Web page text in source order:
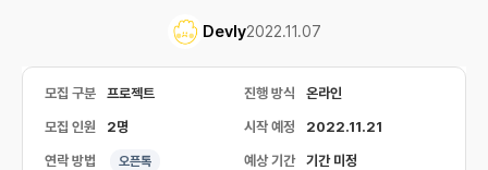
Devly2022.11.07
모집 구분 프로젝트 진행 방식 온라인
모집 인원 2명 시작 예정 2022.11.21
연락 방법 오픈톡 예상 기간 기간 미정